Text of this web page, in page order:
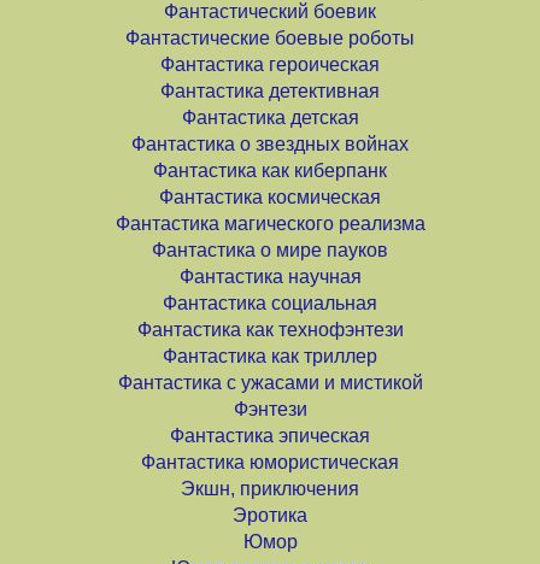
Фантастический боевик
Фантастические боевые роботы
Фантастика героическая
Фантастика детективная
Фантастика детская
Фантастика о звездных войнах
Фантастика как киберпанк
Фантастика космическая
Фантастика магического реализма
Фантастика о мире пауков
Фантастика научная
Фантастика социальная
Фантастика как технофэнтези
Фантастика как триллер
Фантастика с ужасами и мистикой
Фэнтези
Фантастика эпическая
Фантастика юмористическая
Экшн, приключения
Эротика
Юмор